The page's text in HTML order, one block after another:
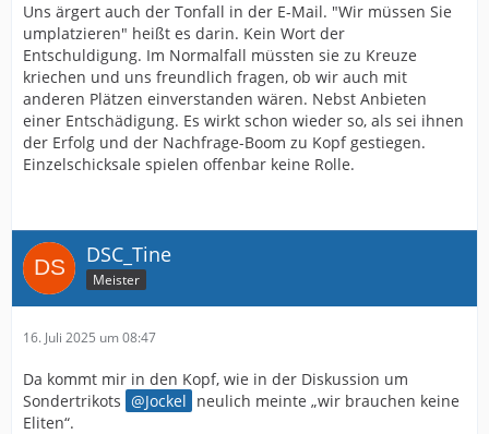
Uns ärgert auch der Tonfall in der E-Mail. "Wir müssen Sie
umplatzieren" heißt es darin. Kein Wort der
Entschuldigung. Im Normalfall müssten sie zu Kreuze
kriechen und uns freundlich fragen, ob wir auch mit
anderen Plätzen einverstanden wären. Nebst Anbieten
einer Entschädigung. Es wirkt schon wieder so, als sei ihnen
der Erfolg und der Nachfrage-Boom zu Kopf gestiegen.
Einzelschicksale spielen offenbar keine Rolle.
DSC_Tine
Meister
16. Juli 2025 um 08:47
Da kommt mir in den Kopf, wie in der Diskussion um
Sondertrikots
Jockel neulich meinte „wir brauchen keine
Eliten“.